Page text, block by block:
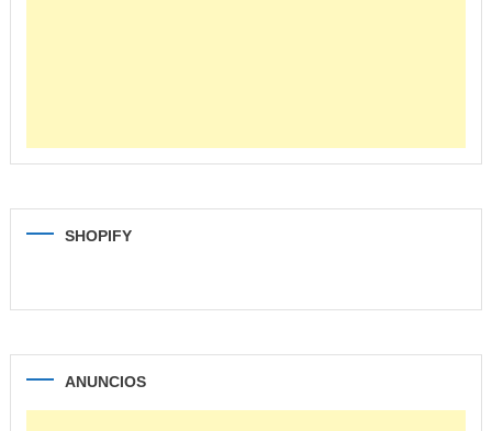
SHOPIFY
ANUNCIOS